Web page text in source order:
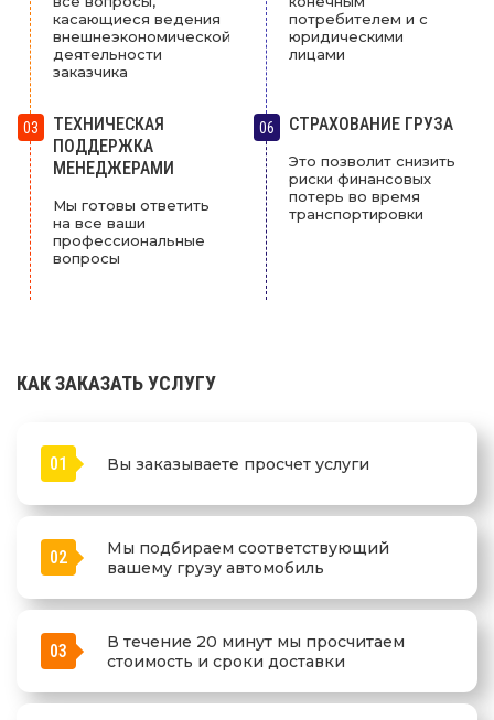
03
ТЕХНИЧЕСКАЯ
ПОДДЕРЖКА
МЕНЕДЖЕРАМИ
Мы готовы ответить
на все ваши
профессиональные
вопросы
потребителем и с
юридическими
лицами
касающиеся ведения
внешнеэкономической
деятельности
заказчика
06 СТРАХОВАНИЕ ГРУЗА
Это позволит снизить
риски финансовых
потерь во время
транспортировки
КАК ЗАКАЗАТЬ УСЛУГУ
01 Вы заказываете просчет услуги
02
Мы подбираем соответствующий
вашему грузу автомобиль
03
В течение 20 минут мы просчитаем
стоимость и сроки доставки